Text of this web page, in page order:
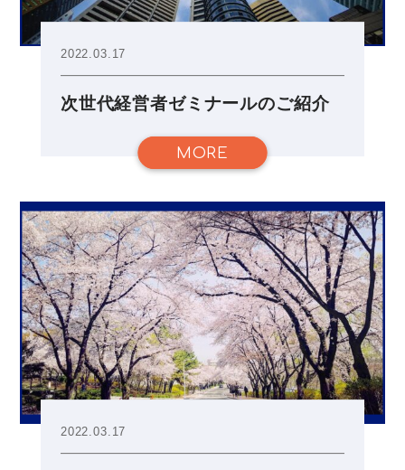
2022.03.17
次世代経営者ゼミナールのご紹介
MORE
2022.03.17